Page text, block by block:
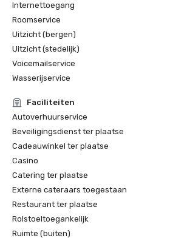
Internettoegang
Roomservice
Uitzicht (bergen)
Uitzicht (stedelijk)
Voicemailservice
Wasserijservice
Faciliteiten
Autoverhuurservice
Beveiligingsdienst ter plaatse
Cadeauwinkel ter plaatse
Casino
Catering ter plaatse
Externe cateraars toegestaan
Restaurant ter plaatse
Rolstoeltoegankelijk
Ruimte (buiten)